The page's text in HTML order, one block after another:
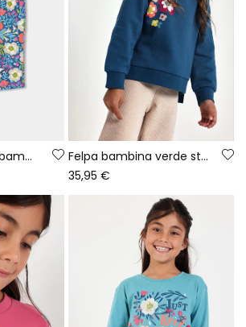
Pantaloni in felpa bambina verde stampa fiori
Felpa bambina verde stampa fiori
35,95 €